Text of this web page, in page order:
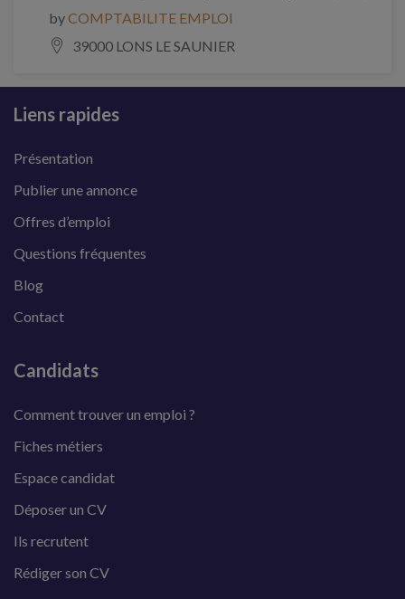
byCOMPTABILITE EMPLOI
39000 LONS LE SAUNIER
Liens rapides
Présentation
Publier une annonce
Offres d’emploi
Questions fréquentes
Blog
Contact
Candidats
Comment trouver un emploi ?
Fiches métiers
Espace candidat
Déposer un CV
Ils recrutent
Rédiger son CV